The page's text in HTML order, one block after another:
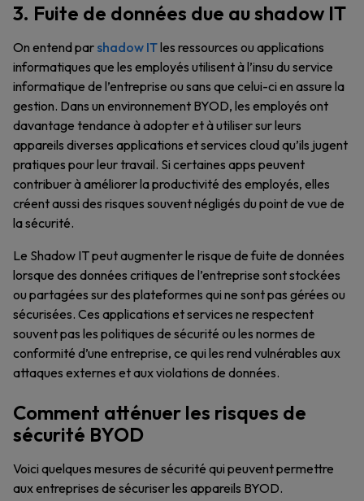
3. Fuite de données due au shadow IT
On entend par shadow ITles ressources ou applications
informatiques que les employés utilisent à l’insu du service
informatique de l’entreprise ou sans que celui-ci en assure la
gestion. Dans un environnement BYOD, les employés ont
davantage tendance à adopter et à utiliser sur leurs
appareils diverses applications et services cloud qu’ils jugent
pratiques pour leur travail. Si certaines apps peuvent
contribuer à améliorer la productivité des employés, elles
créent aussi des risques souvent négligés du point de vue de
la sécurité.
Le Shadow IT peut augmenter le risque de fuite de données
lorsque des données critiques de l’entreprise sont stockées
ou partagées sur des plateformes qui ne sont pas gérées ou
sécurisées. Ces applications et services ne respectent
souvent pas les politiques de sécurité ou les normes de
conformité d’une entreprise, ce qui les rend vulnérables aux
attaques externes et aux violations de données.
Comment atténuer les risques de
sécurité BYOD
Voici quelques mesures de sécurité qui peuvent permettre
aux entreprises de sécuriser les appareils BYOD.